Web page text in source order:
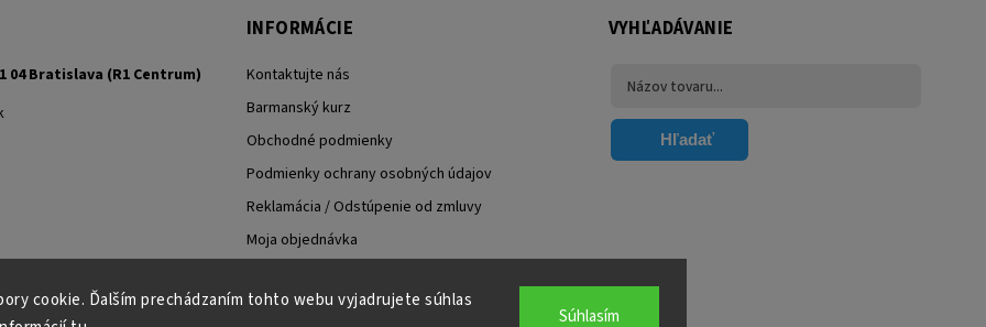
cookie. Ďalším prechádzaním tohto webu vyjadrujete súhlas
Súhlasím
04 Bratislava (R1 Centrum)
INFORMÁCIE
Kontaktujte nás
Barmanský kurz
Obchodné podmienky
Podmienky ochrany osobných údajov
Reklamácia / Odstúpenie od zmluvy
Moja objednávka
VYHĽADÁVANIE
Hľadať